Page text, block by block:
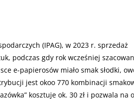
(IPAG), w 2023 r. sprzedaż
podczas gdy rok wcześniej
e-papierosów miało smak słodki,
jest okoo 770 kombinacji
kosztuje ok. 30 zł i pozwala na